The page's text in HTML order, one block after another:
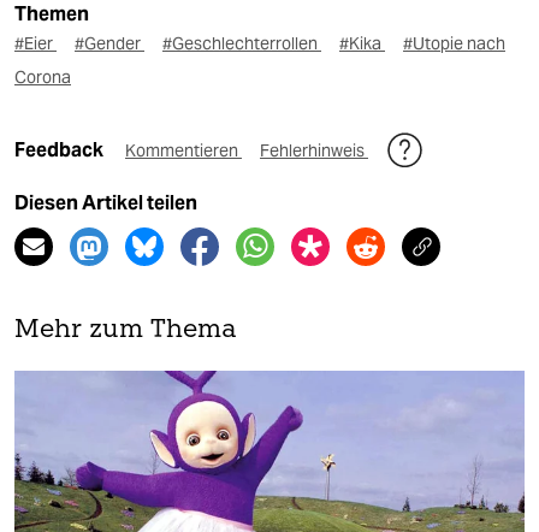
Themen
#Eier #Gender #Geschlechterrollen #Kika
#Utopie nach
Corona
Feedback Kommentieren Fehlerhinweis
Diesen Artikel teilen
Mehr zum Thema